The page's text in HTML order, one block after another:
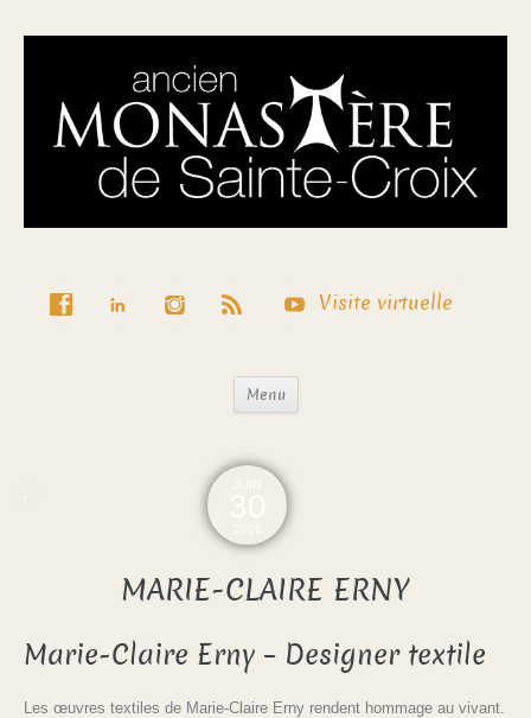
Visite virtuelle
Menu
JUIN
30
MARIE-CLAIRE ERNY
Marie-Claire Erny – Designer textile
Les œuvres textiles de Marie-Claire Erny rendent hommage au vivant.